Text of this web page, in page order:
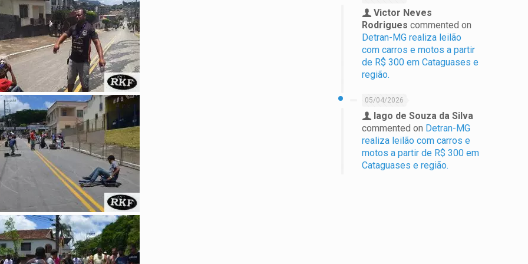
Victor Neves
Rodrigues commented on
Detran-MG realiza leilão
com carros e motos a partir
de R$ 300 em Cataguases e
região.
05/04/2026
Iago de Souza da Silva
commented on Detran-MG
realiza leilão com carros e
motos a partir de R$ 300 em
Cataguases e região.